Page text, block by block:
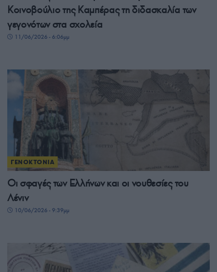
Κοινοβούλιο της Καμπέρας τη διδασκαλία των
γεγονότων στα σχολεία
11/06/2026 - 6:06μμ
ΓΕΝΟΚΤΟΝΙΑ
Οι σφαγές των Ελλήνων και οι νουθεσίες του
Λένιν
10/06/2026 - 9:39μμ